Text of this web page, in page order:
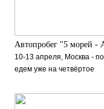
Автопробег "5 морей -
10-13 апреля, Москва -
едем уже на четвёртое